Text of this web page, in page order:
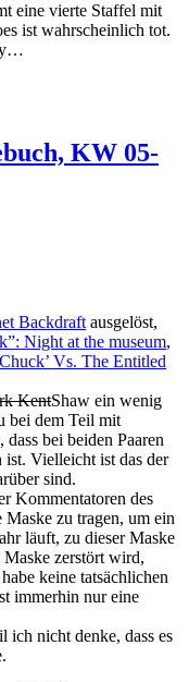
eine vierte Staffel mit
ist wahrscheinlich tot.
KW 05-
Backdraft ausgelöst,
Night at the museum,
Vs. The Entitled
KentShaw ein wenig
bei dem Teil mit
bei beiden Paaren
ist. Vielleicht ist das der
sind.
Kommentatoren des
zu tragen, um ein
läuft, zu dieser Maske
Maske zerstört wird,
keine tatsächlichen
immerhin nur eine
ich nicht denke, dass es